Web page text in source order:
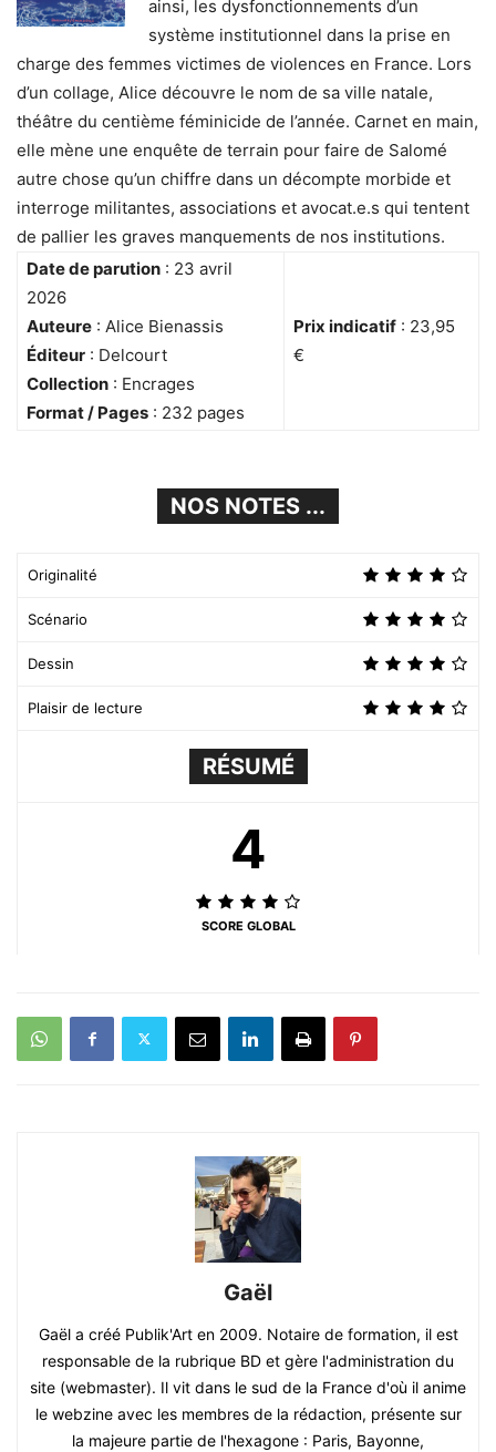
ainsi, les dysfonctionnements d’un
système institutionnel dans la prise en
charge des femmes victimes de violences en France. Lors
d’un collage, Alice découvre le nom de sa ville natale,
théâtre du centième féminicide de l’année. Carnet en main,
elle mène une enquête de terrain pour faire de Salomé
autre chose qu’un chiffre dans un décompte morbide et
interroge militantes, associations et avocat.e.s qui tentent
de pallier les graves manquements de nos institutions.
Date de parution : 23 avril
2026
Auteure : Alice Bienassis
Éditeur : Delcourt
Collection : Encrages
Format / Pages : 232 pages
Prix indicatif : 23,95
€
NOS NOTES ...
Originalité
Scénario
Dessin
Plaisir de lecture
RÉSUMÉ
4
SCORE GLOBAL
Gaël
Gaël a créé Publik'Art en 2009. Notaire de formation, il est
responsable de la rubrique BD et gère l'administration du
site (webmaster). Il vit dans le sud de la France d'où il anime
le webzine avec les membres de la rédaction, présente sur
la majeure partie de l'hexagone : Paris, Bayonne,